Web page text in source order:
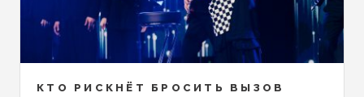
КТО РИСКНЁТ БРОСИТЬ ВЫЗОВ